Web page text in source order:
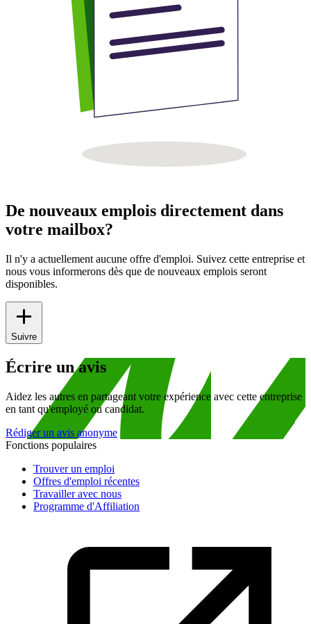
De nouveaux emplois directement dans
votre mailbox?
Il n'y a actuellement aucune offre d'emploi. Suivez cette entreprise et
nous vous informerons dès que de nouveaux emplois seront
disponibles.
Suivre
Écrire un avis
Aidez les autres en partageant votre expérience avec cette entreprise
en tant qu'employé ou candidat.
Rédiger un avis anonyme
Fonctions populaires
Trouver un emploi
Offres d'emploi récentes
Travailler avec nous
Programme d'Affiliation